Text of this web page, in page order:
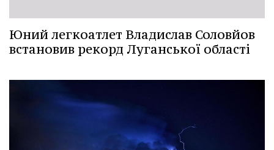
Юний легкоатлет Владислав Соловйов
встановив рекорд Луганської області